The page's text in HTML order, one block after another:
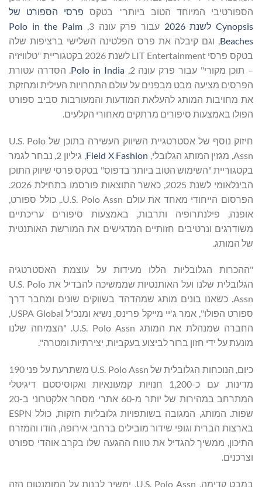
הספורטיבי המיוחד הטוב ביותר" בטקס פרסי הספורט של
Cynopsis לשנת 2026
עבור פרק עונה 3,
Polo in the Palm
Beaches, וגם קיבלה את פרס הפלטינה השלישי ברציפות שלה
בטקס פרסי LIT Entertainment לשנת 2026 בקטגוריית "טלוויזיה
– תוכן מקורי" עבור פרק עונה 2,
Polo in India. הסדרה עטורת
הפרסים מציעה מבט מבפנים על עולם התחרויות העילית ומחזקת
את מחויבות המותג להעלאת המודעות והמעורבות סביב ספורט
הפולו באמצעות סיפורים מרתקים מאחורי הקלעים.
חיזוק נוסף של אסטרטגיית השיווק העשירה בתוכן של U.S. Polo
Assn, מגזין המותג הגלובלי,
Field X Fashion
, גיליון 2, נבחר לגמר
בקטגוריית "השימוש הטוב ביותר בדפוס" בטקס פרסי שיווק התוכן
הפרסום הייחודי מאחד את עולם U.S. Polo Assn., כולל ספורט,
אופנה, פילנתרופיה ותרבות, באמצעות סיפורים עריכתיים
משודרגים ונרטיבים חזותיים המדגישים את המורשת האותנטית
של המותג.
"ההכרות הגלובליות הללו מעידות על עוצמת האסטרטגיה
הגלובלית שלנו ועל האותנטיות שממשיכה להבדיל את U.S. Polo
Assn. כשאנו בונים מותג שמהדהד בשווקים שונים ומחבר דרך
ספורט הפולו", אמר ג'יי מייקל פרינס, נשיא ומנכ"ל USPA Global,
החברה שמנהלת את המותג U.S. Polo Assn. "הצמיחה שלנו
מונעת על ידי חזון ברור לביצוע בעקביות, יצירתיות ומטרה".
כיום, הנוכחות הגלובלית של U.S. Polo Assn משתרעת על פני 190
מדינות, עם כ-1,200 חנויות קמעונאיות ואקוסיסטם דיגיטלי
המתרחב במהירות של יותר מ-60 אתרי מסחר אלקטרוני ב-20
שפות. המותג, המגובה בשותפויות גלובליות חזקות, כולל ESPN
בארצות הברית וגופי שידור מובילים ברחבי אירופה, הודו והמזרח
התיכון, ממשיך להגדיל את טווח ההגעה שלו בקרב אוהדי ספורט
וצרכנים.
במבט קדימה, U.S. Polo Assn. ימשיך לבנות על המומנטום הזה